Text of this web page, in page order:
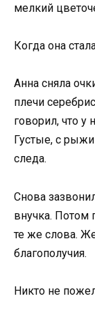
мелкий
Когда она
Анна сняла
плечи
говорил, что
Густые, с
следа.
Снова
внучка. Потом
те же слова.
благополучия.
Никто не